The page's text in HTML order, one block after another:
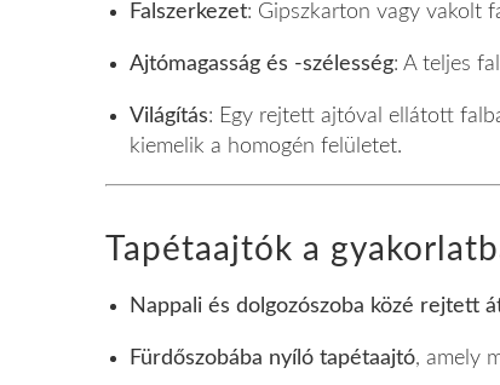
Falszerkezet: Gipszkarton vagy vakolt
Ajtómagasság és -szélesség: A teljes
Világítás: Egy rejtett ajtóval ellátott
kiemelik a homogén felületet.
Tapétaajtók a
Nappali és dolgozószoba közé rejtett
Fürdőszobába nyíló tapétaajtó, amely